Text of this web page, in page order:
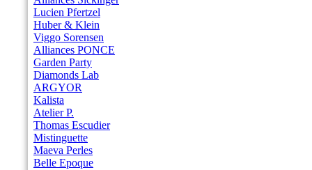
Lucien Pfertzel
Huber & Klein
Viggo Sorensen
Alliances PONCE
Garden Party
Diamonds Lab
ARGYOR
Kalista
Atelier P.
Thomas Escudier
Mistinguette
Maeva Perles
Belle Epoque